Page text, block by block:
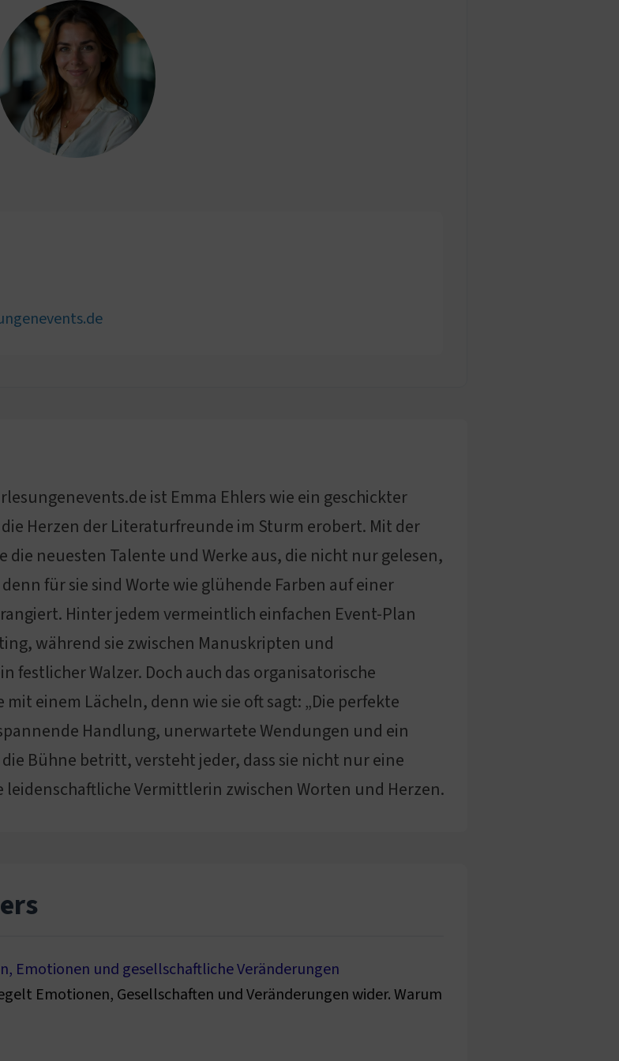
ist Emma Ehlers wie ein geschickter
Herzen der Literaturfreunde im Sturm erobert. Mit der
die neuesten Talente und Werke aus, die nicht nur gelesen,
für sie sind Worte wie glühende Farben auf einer
Hinter jedem vermeintlich einfachen Event-Plan
während sie zwischen Manuskripten und
festlicher Walzer. Doch auch das organisatorische
einem Lächeln, denn wie sie oft sagt: „Die perfekte
Handlung, unerwartete Wendungen und ein
Bühne betritt, versteht jeder, dass sie nicht nur eine
leidenschaftliche Vermittlerin zwischen Worten und Herzen.
Emotionen und gesellschaftliche Veränderungen
Emotionen, Gesellschaften und Veränderungen wider. Warum